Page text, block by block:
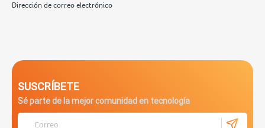
Dirección de correo electrónico
SUSCRÍBETE
Sé parte de la mejor comunidad en tecnología